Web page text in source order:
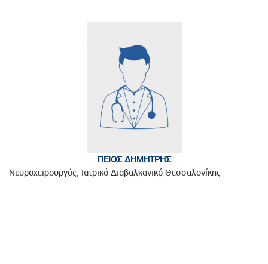
ΠΕΙΟΣ ΔΗΜΗΤΡΗΣ
Νευροχειρουργός, Ιατρικό Διαβαλκανικό Θεσσαλονίκης